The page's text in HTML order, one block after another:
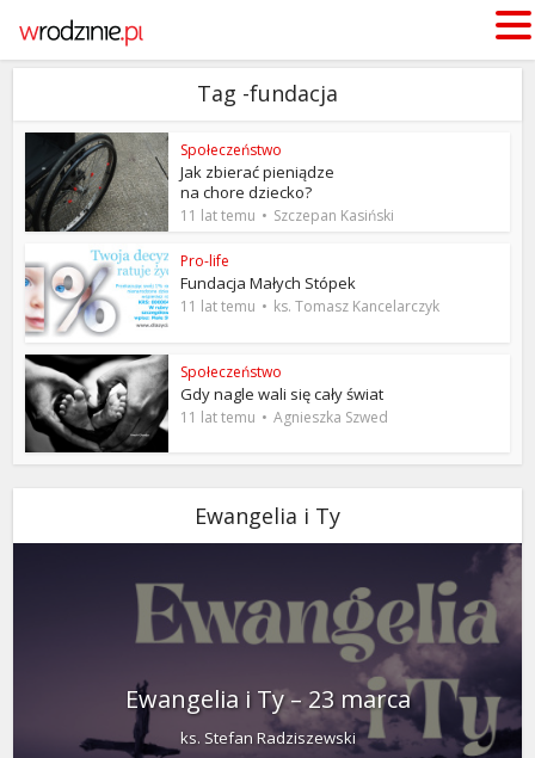
Tag -fundacja
Społeczeństwo
Jak zbierać pieniądze
na chore dziecko?
11 lat temu Szczepan Kasiński
Pro-life
Fundacja Małych Stópek
11 lat temu ks. Tomasz Kancelarczyk
Społeczeństwo
Gdy nagle wali się cały świat
11 lat temu Agnieszka Szwed
Ewangelia i Ty
Ewangelia i Ty – 23 marca
ks. Stefan Radziszewski